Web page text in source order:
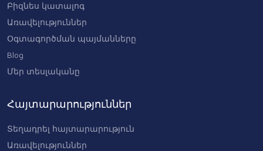
Բիզնես կատալոգ
Առավելություններ
Օգտագործման պայմանները
Blog
Մեր տեսլականը
Հայտարարություններ
Տեղադրել հայտարարություն
Առավելություններ